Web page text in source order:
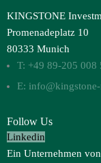
KINGSTONE
Promenadeplatz 10
80333 Munich
T: +49 89-205 008
E:
Follow Us
Linkedin
Ein Unternehmen von